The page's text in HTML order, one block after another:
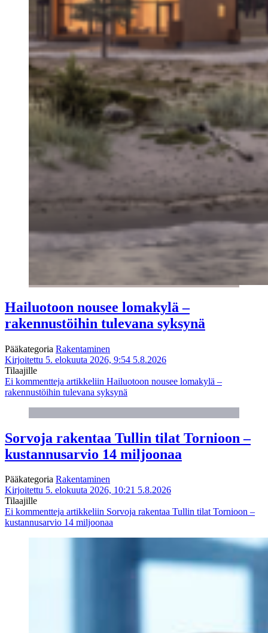
Hailuotoon nousee lomakylä –
rakennustöihin tulevana syksynä
Pääkategoria Rakentaminen
Kirjoitettu 5. elokuuta 2026, 9:54 5.8.2026
Tilaajille
Ei kommentteja artikkeliin Hailuotoon nousee lomakylä –
rakennustöihin tulevana syksynä
Sorvoja rakentaa Tullin tilat Tornioon –
kustannusarvio 14 miljoonaa
Pääkategoria Rakentaminen
Kirjoitettu 5. elokuuta 2026, 10:21 5.8.2026
Tilaajille
Ei kommentteja artikkeliin Sorvoja rakentaa Tullin tilat Tornioon –
kustannusarvio 14 miljoonaa